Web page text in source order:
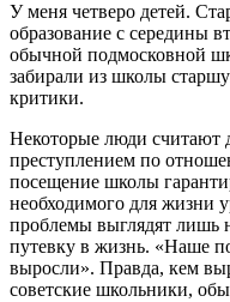
У меня четверо детей.
образование с середины
обычной подмосковной
забирали из школы
критики.
Некоторые люди считают
преступлением по
посещение школы
необходимого для жизни
проблемы выглядят лишь
путевку в жизнь. «Наше
выросли». Правда, кем
советские школьники,